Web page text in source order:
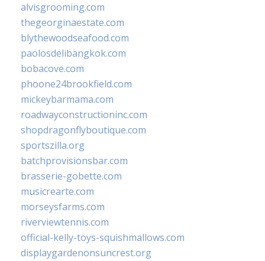
alvisgrooming.com
thegeorginaestate.com
blythewoodseafood.com
paolosdelibangkok.com
bobacove.com
phoone24brookfield.com
mickeybarmama.com
roadwayconstructioninc.com
shopdragonflyboutique.com
sportszilla.org
batchprovisionsbar.com
brasserie-gobette.com
musicrearte.com
morseysfarms.com
riverviewtennis.com
official-kelly-toys-squishmallows.com
displaygardenonsuncrest.org